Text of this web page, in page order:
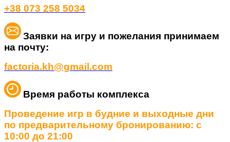
+38 073 258 5034
Заявки на игру и пожелания принимаем
на почту:
factoria.kh@gmail.com
Время работы комплекса
Проведение игр в будние и выходные дни
по предварительному бронированию: с
10:00 до 21:00